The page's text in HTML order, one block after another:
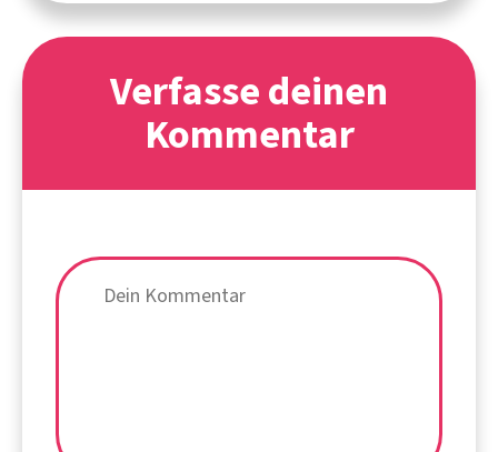
Verfasse deinen
Kommentar